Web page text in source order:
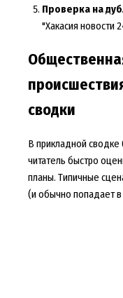
Проверка на
"Хакасия новости
сводки
В прикладной
читатель быстро
планы. Типичные
(и обычно попадает в